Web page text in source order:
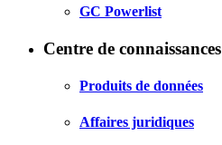
GC Powerlist
Centre de connaissances
Produits de données
Affaires juridiques